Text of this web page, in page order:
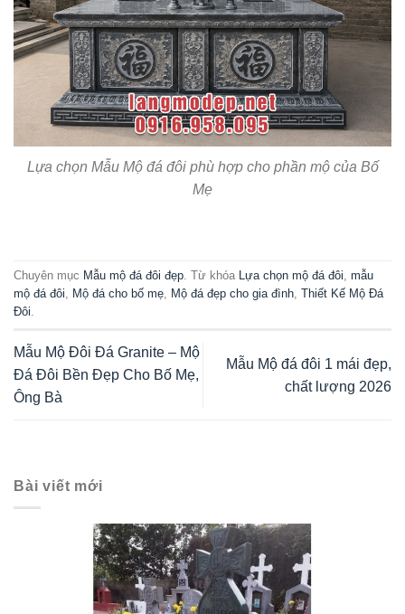
Lựa chọn Mẫu Mộ đá đôi phù hợp cho phần mộ của Bố
Mẹ
Chuyên mục Mẫu mộ đá đôi đẹp. Từ khóa Lựa chọn mộ đá đôi, mẫu
mộ đá đôi, Mộ đá cho bố mẹ, Mộ đá đẹp cho gia đình, Thiết Kế Mộ Đá
Đôi.
Mẫu Mộ Đôi Đá Granite – Mộ
Đá Đôi Bền Đẹp Cho Bố Mẹ,
Ông Bà
Mẫu Mộ đá đôi 1 mái đẹp,
chất lượng 2026
Bài viết mới